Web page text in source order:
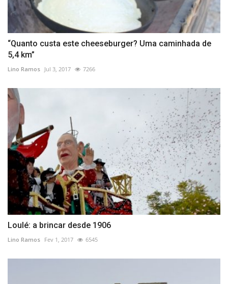
“Quanto custa este cheeseburger? Uma caminhada de
5,4 km”
Lino Ramos Jul 3, 2017 7266
Loulé: a brincar desde 1906
Lino Ramos Fev 1, 2017 6545